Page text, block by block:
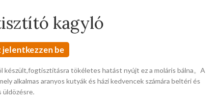
kagyló
be
készült,fogtisztításra tökéletes hatást nyújt ez a moláris bálna。A
alkalmas aranyos kutyák és házi kedvencek számára beltéri és
üldözésre.